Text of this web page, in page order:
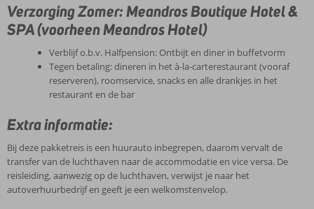
Verzorging Zomer: Meandros Boutique Hotel &
SPA (voorheen Meandros Hotel)
Verblijf o.b.v. Halfpension: Ontbijt en diner in buffetvorm
Tegen betaling: dineren in het à-la-carterestaurant (vooraf
reserveren), roomservice, snacks en alle drankjes in het
restaurant en de bar
Extra informatie:
Bij deze pakketreis is een huurauto inbegrepen, daarom vervalt de
transfer van de luchthaven naar de accommodatie en vice versa. De
reisleiding, aanwezig op de luchthaven, verwijst je naar het
autoverhuurbedrijf en geeft je een welkomstenvelop.